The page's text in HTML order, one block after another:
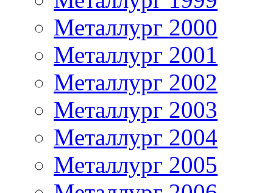
Металлург 2000
Металлург 2001
Металлург 2002
Металлург 2003
Металлург 2004
Металлург 2005